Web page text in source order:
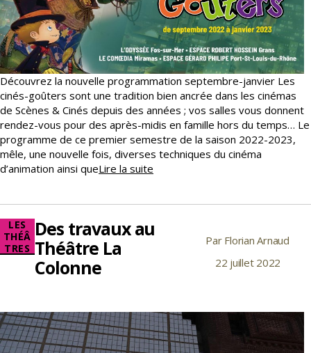
Découvrez la nouvelle programmation septembre-janvier Les
cinés-goûters sont une tradition bien ancrée dans les cinémas
de Scènes & Cinés depuis des années ; vos salles vous donnent
rendez-vous pour des après-midis en famille hors du temps… Le
programme de ce premier semestre de la saison 2022-2023,
mêle, une nouvelle fois, diverses techniques du cinéma
d’animation ainsi queLire la suite
temps
Catégories
LES
THÉÂ
TRES
Des travaux au
Théâtre La
Colonne
Auteur
l’article
Par Florian Arnaud
Date22 juillet 2022